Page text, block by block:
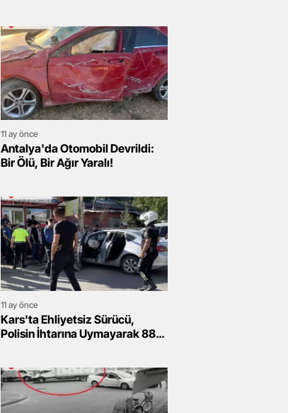
11 ay önce
Antalya'da Otomobil Devrildi:
Bir Ölü, Bir Ağır Yaralı!
11 ay önce
Kars'ta Ehliyetsiz Sürücü,
Polisin İhtarına Uymayarak 88